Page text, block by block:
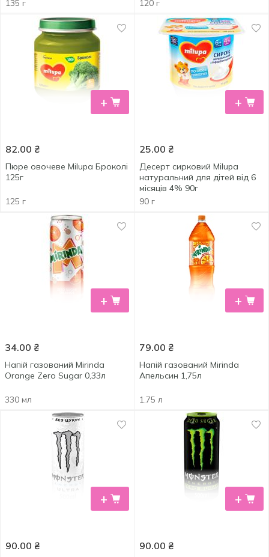
135 г 120 г
+
82.00 ₴
Пюре овочеве Milupa Броколі
125г
125 г
+
25.00 ₴
Десерт сирковий Milupa
натуральний для дітей від 6
місяців 4% 90г
90 г
+
34.00 ₴
Напій газований Mirinda
Orange Zero Sugar 0,33л
330 мл
+
79.00 ₴
Напій газований Mirinda
Апельсин 1,75л
1.75 л
+
90.00 ₴
+
90.00 ₴